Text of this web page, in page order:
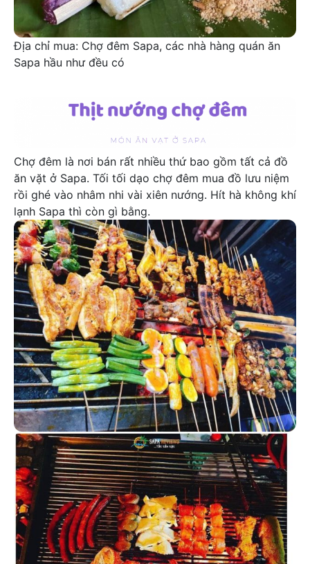
Địa chỉ mua: Chợ đêm Sapa, các nhà hàng quán ăn
Sapa hầu như đều có
Chợ đêm là nơi bán rất nhiều thứ bao gồm tất cả đồ
ăn vặt ở Sapa. Tối tối dạo chợ đêm mua đồ lưu niệm
rồi ghé vào nhâm nhi vài xiên nướng. Hít hà không khí
lạnh Sapa thì còn gì bằng.